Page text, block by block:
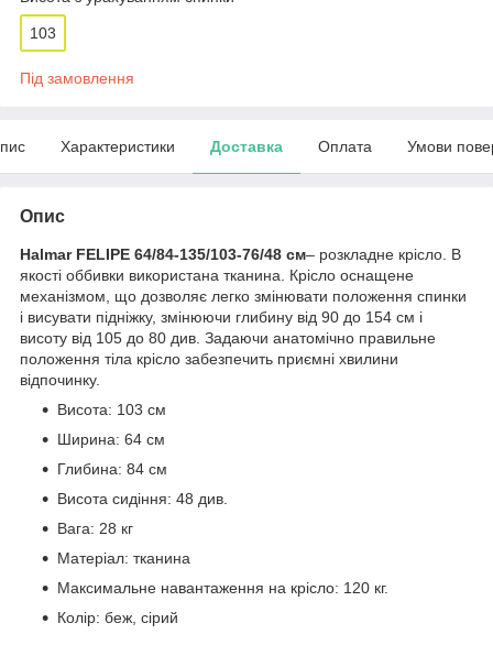
103
Під замовлення
Характеристики Доставка Оплата Умови
Опис
Halmar FELIPE 64/84-135/103-76/48 см– розкладне крісло. В
якості оббивки використана тканина. Крісло оснащене
механізмом, що дозволяє легко змінювати положення спинки
і висувати підніжку, змінюючи глибину від 90 до 154 см і
висоту від 105 до 80 див. Задаючи анатомічно правильне
положення тіла крісло забезпечить приємні хвилини
відпочинку.
Висота: 103 см
Ширина: 64 см
Глибина: 84 см
Висота сидіння: 48 див.
Вага: 28 кг
Матеріал: тканина
Максимальне навантаження на крісло: 120 кг.
Колір: беж, сірий